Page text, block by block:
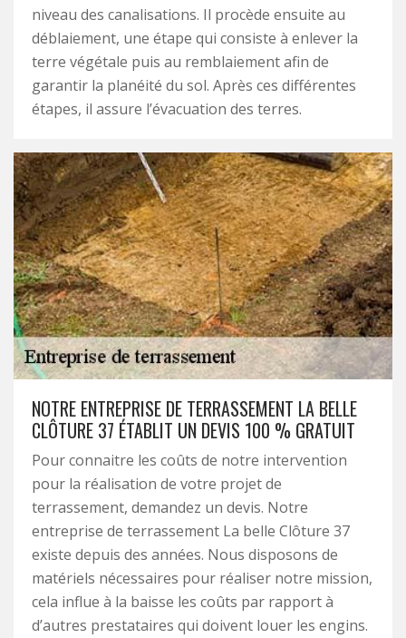
niveau des canalisations. Il procède ensuite au
déblaiement, une étape qui consiste à enlever la
terre végétale puis au remblaiement afin de
garantir la planéité du sol. Après ces différentes
étapes, il assure l’évacuation des terres.
NOTRE ENTREPRISE DE TERRASSEMENT LA BELLE
CLÔTURE 37 ÉTABLIT UN DEVIS 100 % GRATUIT
Pour connaitre les coûts de notre intervention
pour la réalisation de votre projet de
terrassement, demandez un devis. Notre
entreprise de terrassement La belle Clôture 37
existe depuis des années. Nous disposons de
matériels nécessaires pour réaliser notre mission,
cela influe à la baisse les coûts par rapport à
d’autres prestataires qui doivent louer les engins.